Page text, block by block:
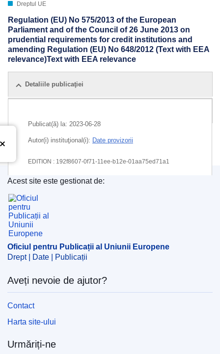
Dreptul UE
Regulation (EU) No 575/2013 of the European
Parliament and of the Council of 26 June 2013 on
prudential requirements for credit institutions and
amending Regulation (EU) No 648/2012 (Text with EEA
relevance)Text with EEA relevance
Detaliile publicaţiei
Publicat(ă) la: 2023-06-28
Autor(i) instituţional(i): Date provizorii
EDITION : 192f8607-0f71-11ee-b12e-01aa75ed71a1
EDITION : 955bd43b-ab0a-11ee-b164-01aa75ed71a1
Oficiul pentru Publicații al Uniunii Europene
Acest site este gestionat de:
Oficiul pentru Publicații al Uniunii Europene
Drept | Date | Publicații
Aveți nevoie de ajutor?
Contact
Harta site-ului
Urmăriți-ne